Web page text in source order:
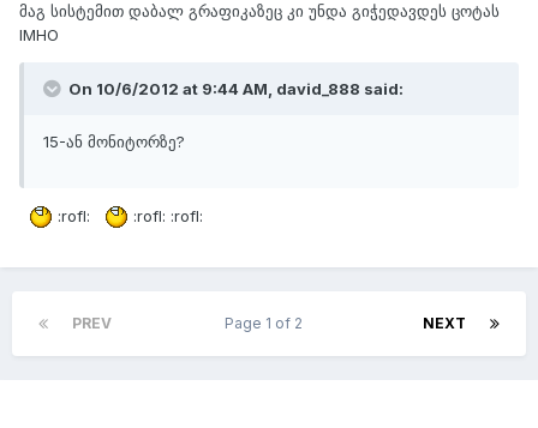
მაგ სისტემით დაბალ გრაფიკაზეც კი უნდა გიჭედავდეს ცოტას
IMHO
On 10/6/2012 at 9:44 AM, david_888 said:
15-ან მონიტორზე?
:rofl: :rofl: :rofl:
PREV NEXT
Page 1 of 2